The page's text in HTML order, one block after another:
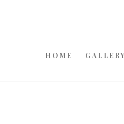
HOME GALLERY